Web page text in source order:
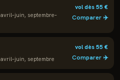
avril–juin, septembre–
vol dès55 €
Comparer ✈️
avril–juin, septembre
vol dès55 €
Comparer ✈️